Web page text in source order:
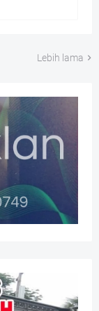
Lebih lama